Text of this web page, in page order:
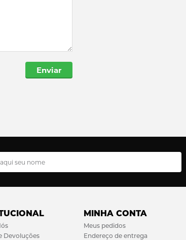
Enviar
Devoluções
MINHA CONTA
Meus pedidos
Endereço de entrega